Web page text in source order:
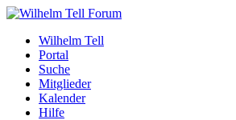
Wilhelm Tell
Portal
Suche
Mitglieder
Kalender
Hilfe